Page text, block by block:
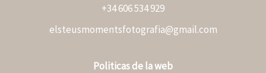
+34 606 534 929
elsteusmomentsfotografia@gmail.com
Politicas de la web